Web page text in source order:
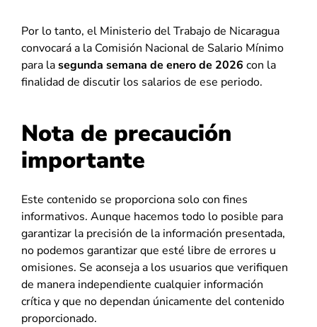
Por lo tanto, el Ministerio del Trabajo de Nicaragua
convocará a la Comisión Nacional de Salario Mínimo
para lasegunda semana de enero de 2026 con la
finalidad de discutir los salarios de ese periodo.
Nota de precaución
importante
Este contenido se proporciona solo con fines
informativos. Aunque hacemos todo lo posible para
garantizar la precisión de la información presentada,
no podemos garantizar que esté libre de errores u
omisiones. Se aconseja a los usuarios que verifiquen
de manera independiente cualquier información
crítica y que no dependan únicamente del contenido
proporcionado.